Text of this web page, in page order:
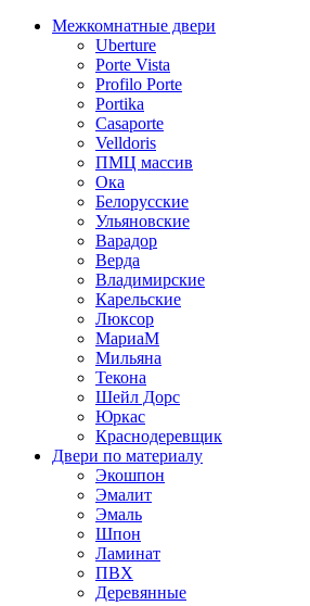
Межкомнатные двери
Uberture
Porte Vista
Profilo Porte
Portika
Casaporte
Velldoris
ПМЦ массив
Ока
Белорусские
Ульяновские
Варадор
Верда
Владимирские
Карельские
Люксор
МариаМ
Мильяна
Текона
Шейл Дорс
Юркас
Краснодеревщик
Двери по материалу
Экошпон
Эмалит
Эмаль
Шпон
Ламинат
ПВХ
Деревянные